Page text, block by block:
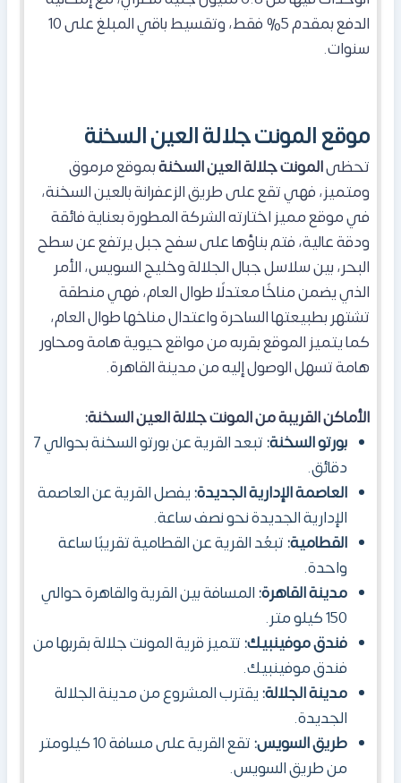
الدفع بمقدم 5% فقط، وتقسيط باقي المبلغ على 10
سنوات.
موقع المونت جلالة العين السخنة
تحظىالمونت جلالة العين السخنةبموقع مرموق
ومتميز، فهي تقع على طريق الزعفرانة بالعين السخنة،
في موقع مميز اختارته الشركة المطورة بعناية فائقة
ودقة عالية، فتم بناؤها على سفح جبل يرتفع عن سطح
البحر، بين سلاسل جبال الجلالة وخليج السويس، الأمر
الذي يضمن مناخًا معتدلًا طوال العام، فهي منطقة
تشتهر بطبيعتها الساحرة واعتدال مناخها طوال العام،
كما يتميز الموقع بقربه من مواقع حيوية هامة ومحاور
هامة تسهل الوصول إليه من مدينة القاهرة.
الأماكن القريبة من المونت جلالة العين السخنة:
بورتو السخنة:
تبعد القرية عن بورتو السخنة بحوالي 7
دقائق.
العاصمة الإدارية الجديدة:يفصل القرية عن العاصمة
الإدارية الجديدة نحو نصف ساعة.
القطامية:تبعُد القرية عن القطامية تقريبًا ساعة
واحدة.
مدينة القاهرة:المسافة بين القرية والقاهرة حوالي
150 كيلو متر.
فندق موفينبيك:تتميز قرية المونت جلالة بقربها من
فندق موفينبيك.
مدينة الجلالة:يقترب المشروع من مدينة الجلالة
الجديدة.
طريق السويس:
تقع القرية على مسافة 10 كيلومتر
من طريق السويس.